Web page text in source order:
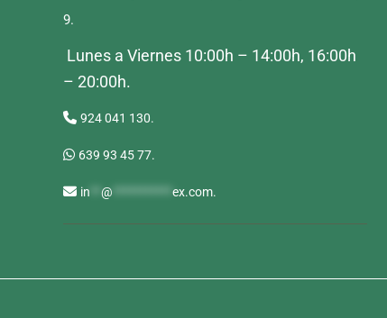
9.
Lunes a Viernes 10:00h – 14:00h, 16:00h
– 20:00h.
924 041 130.
639 93 45 77.
in @ ex.com.